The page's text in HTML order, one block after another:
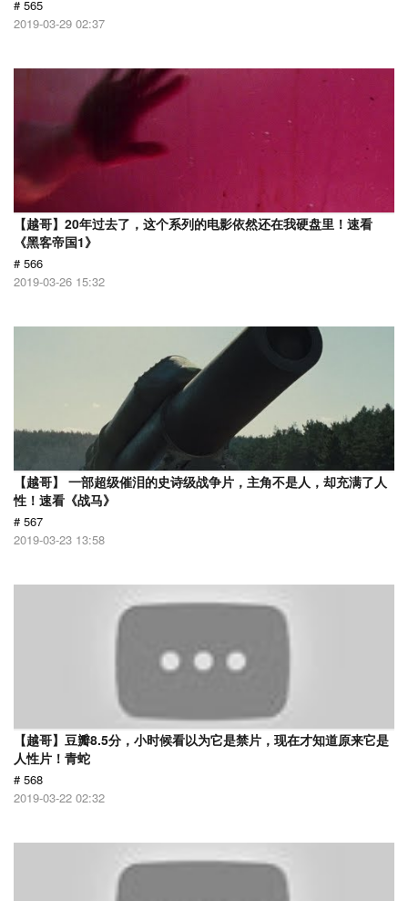
# 565
2019-03-29 02:37
【越哥】20年过去了，这个系列的电影依然还在我硬盘里！速看
《黑客帝国1》
# 566
2019-03-26 15:32
【越哥】 一部超级催泪的史诗级战争片，主角不是人，却充满了人
性！速看《战马》
# 567
2019-03-23 13:58
【越哥】豆瓣8.5分，小时候看以为它是禁片，现在才知道原来它是
人性片！青蛇
# 568
2019-03-22 02:32